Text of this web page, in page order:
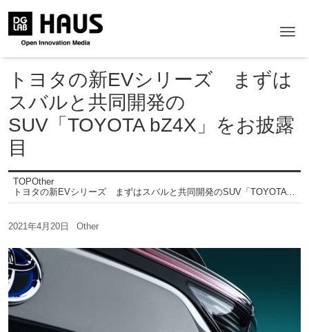
トヨタの新EVシリーズ まずは
スバルと共同開発の
SUV「TOYOTA bZ4X」をお披露
目
TOPOther
トヨタの新EVシリーズ まずはスバルと共同開発のSUV「TOYOTA bZ4X」をお披露目
2021年4月20日 Other